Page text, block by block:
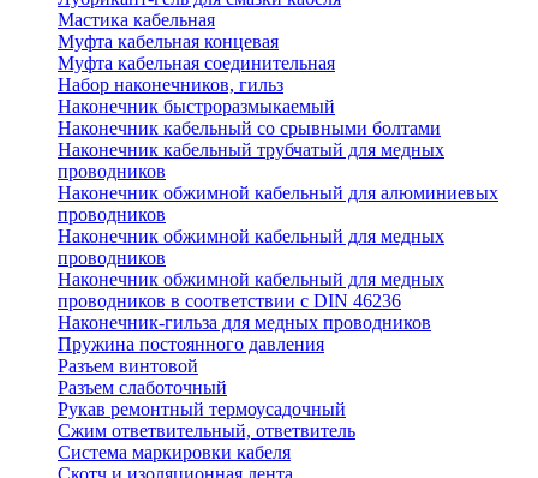
Мастика кабельная
Муфта кабельная концевая
Муфта кабельная соединительная
Набор наконечников, гильз
Наконечник быстроразмыкаемый
Наконечник кабельный со срывными болтами
Наконечник кабельный трубчатый для медных
проводников
Наконечник обжимной кабельный для алюминиевых
проводников
Наконечник обжимной кабельный для медных
проводников
Наконечник обжимной кабельный для медных
проводников в соответствии с DIN 46236
Наконечник-гильза для медных проводников
Пружина постоянного давления
Разъем винтовой
Разъем слаботочный
Рукав ремонтный термоусадочный
Сжим ответвительный, ответвитель
Система маркировки кабеля
Скотч и изоляционная лента